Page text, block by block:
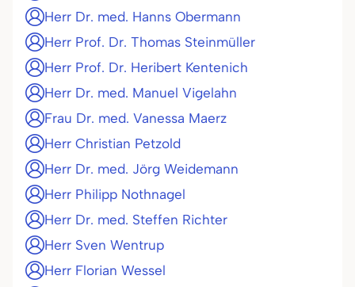
Herr Dr. med. Hanns Obermann
Herr Prof. Dr. Thomas Steinmüller
Herr Prof. Dr. Heribert Kentenich
Herr Dr. med. Manuel Vigelahn
Frau Dr. med. Vanessa Maerz
Herr Christian Petzold
Herr Dr. med. Jörg Weidemann
Herr Philipp Nothnagel
Herr Dr. med. Steffen Richter
Herr Sven Wentrup
Herr Florian Wessel